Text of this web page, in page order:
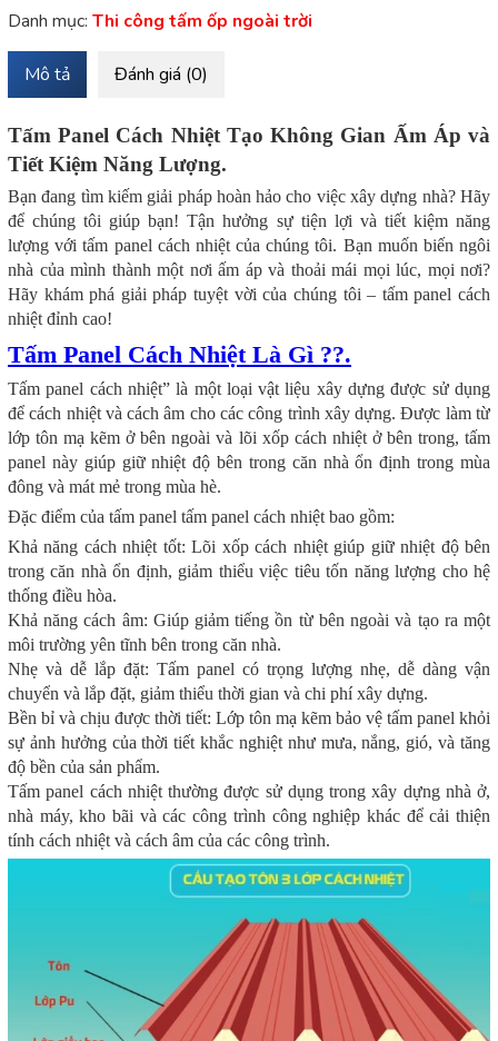
Danh mục: Thi công tấm ốp ngoài trời
Mô tả Đánh giá (0)
Tấm Panel Cách Nhiệt Tạo Không Gian Ấm Áp và
Tiết Kiệm Năng Lượng.
Bạn đang tìm kiếm giải pháp hoàn hảo cho việc xây dựng nhà? Hãy
để chúng tôi giúp bạn! Tận hưởng sự tiện lợi và tiết kiệm năng
lượng với tấm panel cách nhiệt của chúng tôi. Bạn muốn biến ngôi
nhà của mình thành một nơi ấm áp và thoải mái mọi lúc, mọi nơi?
Hãy khám phá giải pháp tuyệt vời của chúng tôi – tấm panel cách
nhiệt đỉnh cao!
Tấm Panel Cách Nhiệt Là Gì ??.
Tấm panel cách nhiệt” là một loại vật liệu xây dựng được sử dụng
để cách nhiệt và cách âm cho các công trình xây dựng. Được làm từ
lớp tôn mạ kẽm ở bên ngoài và lõi xốp cách nhiệt ở bên trong, tấm
panel này giúp giữ nhiệt độ bên trong căn nhà ổn định trong mùa
đông và mát mẻ trong mùa hè.
Đặc điểm của tấm panel tấm panel cách nhiệt bao gồm:
Khả năng cách nhiệt tốt: Lõi xốp cách nhiệt giúp giữ nhiệt độ bên
trong căn nhà ổn định, giảm thiểu việc tiêu tốn năng lượng cho hệ
thống điều hòa.
Khả năng cách âm: Giúp giảm tiếng ồn từ bên ngoài và tạo ra một
môi trường yên tĩnh bên trong căn nhà.
Nhẹ và dễ lắp đặt: Tấm panel có trọng lượng nhẹ, dễ dàng vận
chuyển và lắp đặt, giảm thiểu thời gian và chi phí xây dựng.
Bền bỉ và chịu được thời tiết: Lớp tôn mạ kẽm bảo vệ tấm panel khỏi
sự ảnh hưởng của thời tiết khắc nghiệt như mưa, nắng, gió, và tăng
độ bền của sản phẩm.
Tấm panel cách nhiệt thường được sử dụng trong xây dựng nhà ở,
nhà máy, kho bãi và các công trình công nghiệp khác để cải thiện
tính cách nhiệt và cách âm của các công trình.